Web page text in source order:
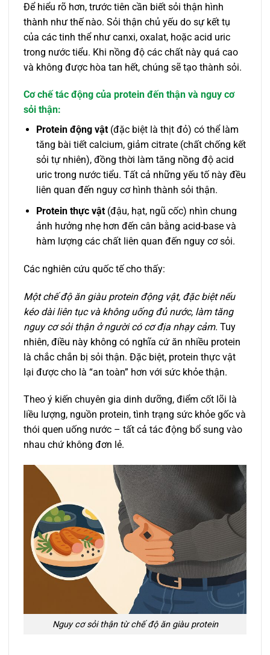
Để hiểu rõ hơn, trước tiên cần biết sỏi thận hình
thành như thế nào. Sỏi thận chủ yếu do sự kết tụ
của các tinh thể như canxi, oxalat, hoặc acid uric
trong nước tiểu. Khi nồng độ các chất này quá cao
và không được hòa tan hết, chúng sẽ tạo thành sỏi.
Cơ chế tác động của protein đến thận và nguy cơ
sỏi thận:
Protein động vật(đặc biệt là thịt đỏ) có thể làm
tăng bài tiết calcium, giảm citrate (chất chống kết
sỏi tự nhiên), đồng thời làm tăng nồng độ acid
uric trong nước tiểu. Tất cả những yếu tố này đều
liên quan đến nguy cơ hình thành sỏi thận.
Protein thực vật(đậu, hạt, ngũ cốc) nhìn chung
ảnh hưởng nhẹ hơn đến cân bằng acid-base và
hàm lượng các chất liên quan đến nguy cơ sỏi.
Các nghiên cứu quốc tế cho thấy:
Một chế độ ăn giàu protein động vật, đặc biệt nếu
kéo dài liên tục và không uống đủ nước, làm tăng
nguy cơ sỏi thận ở người có cơ địa nhạy cảm. Tuy
nhiên, điều này không có nghĩa cứ ăn nhiều protein
là chắc chắn bị sỏi thận. Đặc biệt, protein thực vật
lại được cho là “an toàn” hơn với sức khỏe thận.
Theo ý kiến chuyên gia dinh dưỡng, điểm cốt lõi là
liều lượng, nguồn protein, tình trạng sức khỏe gốc và
thói quen uống nước – tất cả tác động bổ sung vào
nhau chứ không đơn lẻ.
Nguy cơ sỏi thận từ chế độ ăn giàu protein